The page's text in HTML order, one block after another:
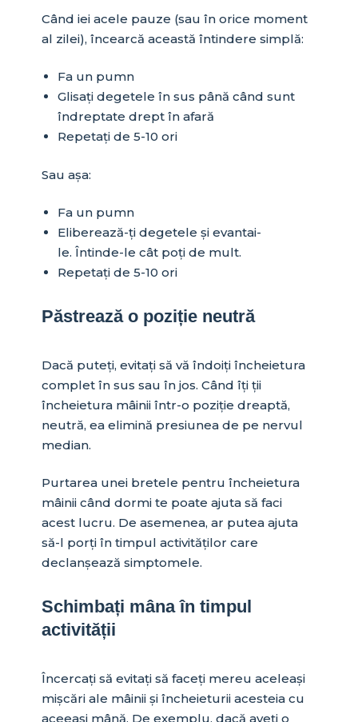
Când iei acele pauze (sau în orice moment
al zilei), încearcă această întindere simplă:
Fa un pumn
Glisați degetele în sus până când sunt
îndreptate drept în afară
Repetați de 5-10 ori
Sau așa:
Fa un pumn
Eliberează-ți degetele și evantai-
le. Întinde-le cât poți de mult.
Repetați de 5-10 ori
Păstrează o poziție neutră
Dacă puteți, evitați să vă îndoiți încheietura
complet în sus sau în jos. Când îți ții
încheietura mâinii într-o poziție dreaptă,
neutră, ea elimină presiunea de pe nervul
median.
Purtarea unei bretele pentru încheietura
mâinii când dormi te poate ajuta să faci
acest lucru. De asemenea, ar putea ajuta
să-l porți în timpul activităților care
declanșează simptomele.
Schimbați mâna în timpul
activității
Încercați să evitați să faceți mereu aceleași
mișcări ale mâinii și încheieturii acesteia cu
aceeași mână. De exemplu, dacă aveți o